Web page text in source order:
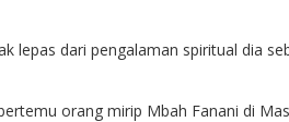
lepas dari pengalaman spiritual dia
orang mirip Mbah Fanani di